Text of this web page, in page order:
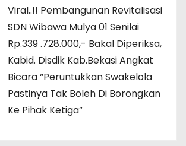
Viral..!! Pembangunan Revitalisasi
SDN Wibawa Mulya 01 Senilai
Rp.339 .728.000,- Bakal Diperiksa,
Kabid. Disdik Kab.Bekasi Angkat
Bicara “Peruntukkan Swakelola
Pastinya Tak Boleh Di Borongkan
Ke Pihak Ketiga”